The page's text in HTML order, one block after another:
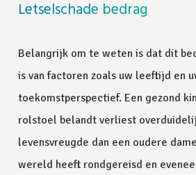
Letselschade bedrag
Belangrijk om te weten is dat dit
is van factoren zoals uw leeftijd en
toekomstperspectief. Een gezond
rolstoel belandt verliest
levensvreugde dan een oudere
wereld heeft rondgereisd en